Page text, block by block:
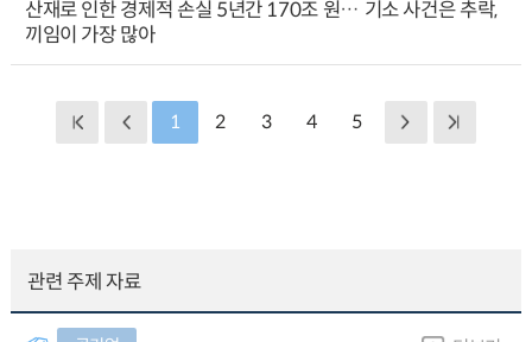
산재로 인한 경제적 손실 5년간 170조 원… 기소 사건은 추락,
끼임이 가장 많아
1 2 3 4 5
관련 주제 자료